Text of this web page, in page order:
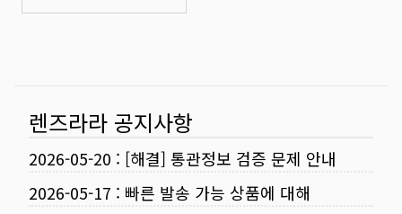
렌즈라라 공지사항
2026-05-20 : [해결] 통관정보 검증 문제 안내
2026-05-17 : 빠른 발송 가능 상품에 대해